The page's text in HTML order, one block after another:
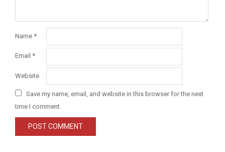
Name *
Email *
Website
Save my name, email, and website in this browser for the next
time I comment.